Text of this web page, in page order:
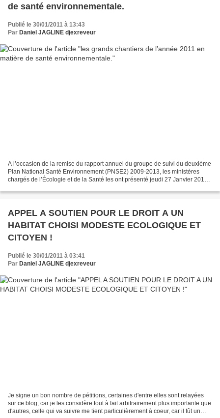
de santé environnementale.
Publié le 30/01/2011 à 13:43
Par Daniel JAGLINE djexreveur
A l’occasion de la remise du rapport annuel du groupe de suivi du deuxième
Plan National Santé Environnement (PNSE2) 2009-2013, les ministères
chargés de l’Écologie et de la Santé les ont présenté jeudi 27 Janvier 2011 :
APPEL A SOUTIEN POUR LE DROIT A UN
HABITAT CHOISI MODESTE ECOLOGIQUE ET
CITOYEN !
Publié le 30/01/2011 à 03:41
Par Daniel JAGLINE djexreveur
Je signe un bon nombre de pétitions, certaines d'entre elles sont relayées
sur ce blog, car je les considère tout à fait arbitrairement plus importante que
d'autres, celle qui va suivre me tient particulièrement à coeur, car il fût un